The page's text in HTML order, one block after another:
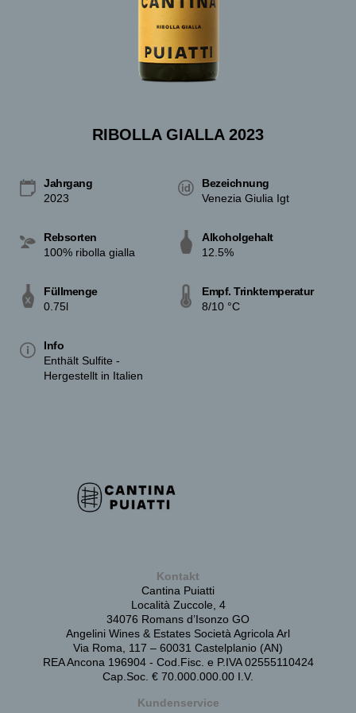
RIBOLLA GIALLA 2023
Jahrgang
2023
Bezeichnung
Venezia Giulia Igt
Rebsorten
100% ribolla gialla
Alkoholgehalt
12.5%
Füllmenge
0.75l
Empf. Trinktemperatur
8/10 °C
Info
Enthält Sulfite -
Hergestellt in Italien
Kontakt
Cantina Puiatti
Località Zuccole, 4
34076 Romans d’Isonzo GO
Angelini Wines & Estates Società Agricola Arl
Via Roma, 117 – 60031 Castelplanio (AN)
REA Ancona 196904 - Cod.Fisc. e P.IVA 02555110424
Cap.Soc. € 70.000.000.00 I.V.
Kundenservice